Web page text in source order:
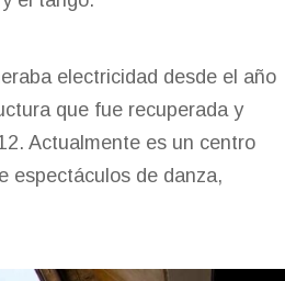
electricidad desde el año
que fue recuperada y
Actualmente es un centro
espectáculos de danza,